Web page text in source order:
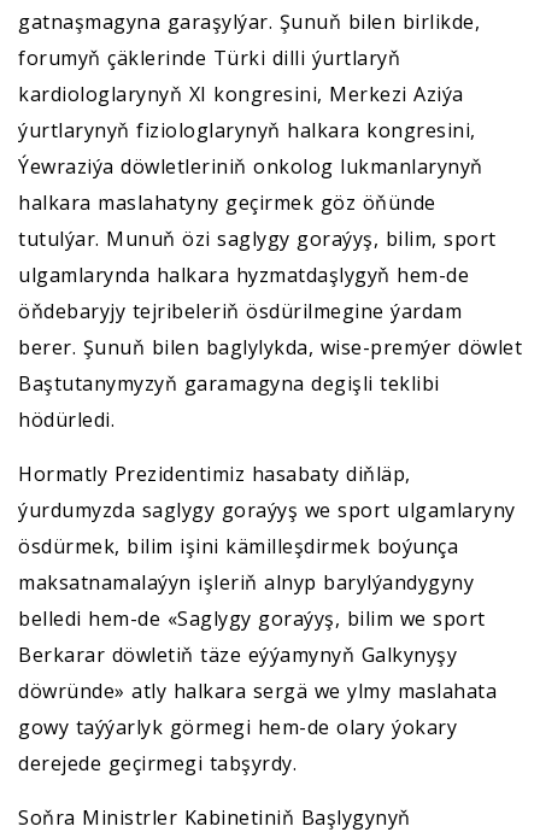
gatnaşmagyna garaşylýar. Şunuň bilen birlikde,
forumyň çäklerinde Türki dilli ýurtlaryň
kardiologlarynyň XI kongresini, Merkezi Aziýa
ýurtlarynyň fiziologlarynyň halkara kongresini,
Ýewraziýa döwletleriniň onkolog lukmanlarynyň
halkara maslahatyny geçirmek göz öňünde
tutulýar. Munuň özi saglygy goraýyş, bilim, sport
ulgamlarynda halkara hyzmatdaşlygyň hem-de
öňdebaryjy tejribeleriň ösdürilmegine ýardam
berer. Şunuň bilen baglylykda, wise-premýer döwlet
Baştutanymyzyň garamagyna degişli teklibi
hödürledi.
Hormatly Prezidentimiz hasabaty diňläp,
ýurdumyzda saglygy goraýyş we sport ulgamlaryny
ösdürmek, bilim işini kämilleşdirmek boýunça
maksatnamalaýyn işleriň alnyp barylýandygyny
belledi hem-de «Saglygy goraýyş, bilim we sport
Berkarar döwletiň täze eýýamynyň Galkynyşy
döwründe» atly halkara sergä we ylmy maslahata
gowy taýýarlyk görmegi hem-de olary ýokary
derejede geçirmegi tabşyrdy.
Soňra Ministrler Kabinetiniň Başlygynyň